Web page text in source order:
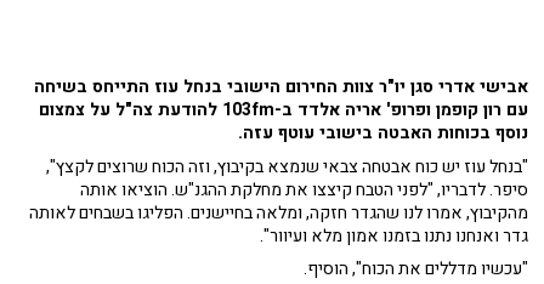
אבישי אדרי סגן יו"ר צוות החירום הישובי בנחל עוז התייחס בשיחה
עם רון קופמן ופרופ' אריה אלדד ב-103fm להודעת צה"ל על צמצום
נוסף בכוחות האבטה בישובי עוטף עזה.
"בנחל עוז יש כוח אבטחה צבאי שנמצא בקיבוץ, וזה הכוח שרוצים לקצץ",
סיפר. לדבריו, "לפני הטבח קיצצו את מחלקת ההגנ"ש. הוציאו אותה
מהקיבוץ, אמרו לנו שהגדר חזקה, ומלאה בחיישנים. הפליגו בשבחים לאותה
גדר ואנחנו נתנו בזמנו אמון מלא ועיוור".
"עכשיו מדללים את הכוח", הוסיף.